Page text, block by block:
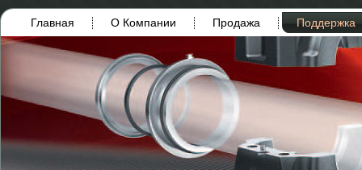
Главная О Компании Продажа Поддержка